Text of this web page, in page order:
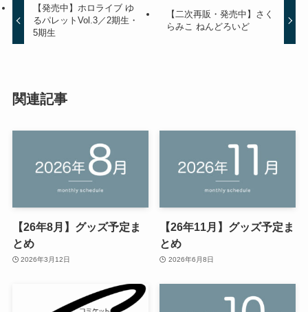
【発売中】ホロライブ ゆ
るパレットVol.3／2期生・
5期生
【二次再販・発売中】さく
らみこ ねんどろいど
関連記事
【26年8月】グッズ予定ま
とめ
2026年3月12日
【26年11月】グッズ予定ま
とめ
2026年6月8日